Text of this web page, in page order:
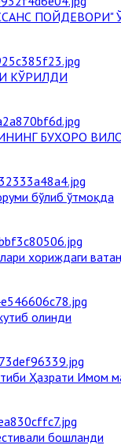
КЎРИЛДИ
БУХОРО
бўлиб ўтмоқда
хориждаги
олинди
Ҳазрати Имом
бошланди